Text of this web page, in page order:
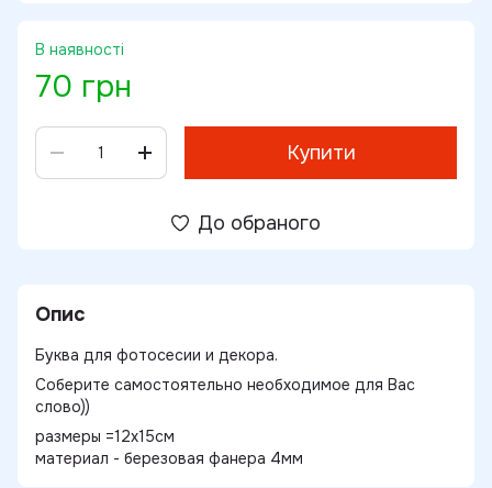
В наявності
70 грн
Купити
До обраного
Опис
Буква для фотосесии и декора.
Соберите самостоятельно необходимое для Вас
слово))
размеры =12х15см
материал - березовая фанера 4мм